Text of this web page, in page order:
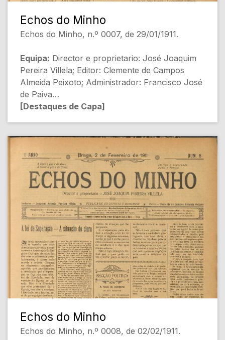
Echos do Minho
Echos do Minho, n.º 0007, de 29/01/1911.
Equipa: Director e proprietario: José Joaquim
Pereira Villela; Editor: Clemente de Campos
Almeida Peixoto; Administrador: Francisco José
de Paiva
[Destaques de Capa]
- O terror dos mares... portuguezes [Política]
- A politica [Política Nacional]
- Uma sentença de effeito [Justiça]
- Grupos e grupelhos [Política]
- Esquadras inglezas - Banquete [Estrangeiro]
- Na Republica de Honduras [Internacional]
- Outra bomba em Barcelona [Internacional]
- Navegação para o Brazil [Transportes]
[Conteúdo Gerado por Inteligência Artificial,
pode conter erros]
Echos do Minho
Echos do Minho, n.º 0008, de 02/02/1911.